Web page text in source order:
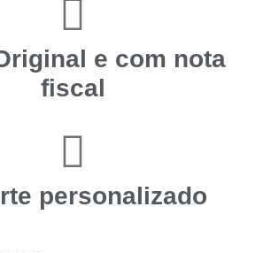
e com nota
fiscal
personalizado